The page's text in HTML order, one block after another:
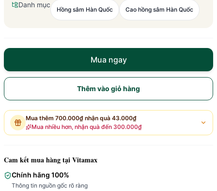
Danh mục
Hồng sâm Hàn Quốc Cao hồng sâm Hàn Quốc
Mua ngay
Thêm vào giỏ hàng
Mua thêm 700.000₫ nhận quà 43.000₫
Mua nhiều hơn, nhận quà đến 300.000₫
Cam kết mua hàng tại Vitamax
Chính hãng 100%
Thông tin nguồn gốc rõ ràng